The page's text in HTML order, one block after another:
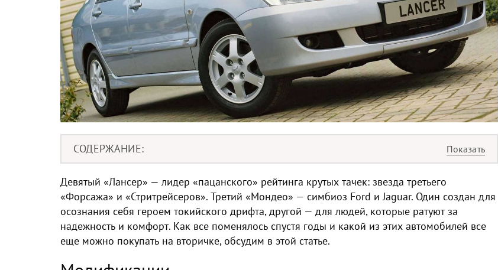
СОДЕРЖАНИЕ
Девятый «Лансер» — лидер «пацанского» рейтинга крутых тачек: звезда третьего
«Форсажа» и «Стритрейсеров». Третий «Мондео» — симбиоз Ford и Jaguar. Один создан для
осознания себя героем токийского дрифта, другой — для людей, которые ратуют за
надежность и комфорт. Как все поменялось спустя годы и какой из этих автомобилей все
еще можно покупать на вторичке, обсудим в этой статье.